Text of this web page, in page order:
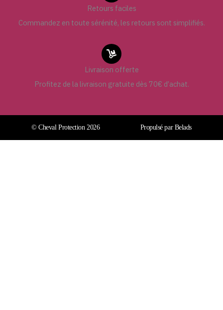
Retours faciles
Commandez en toute sérénité, les retours sont simplifiés.
Livraison offerte
Profitez de la livraison gratuite dès 70€ d’achat.
© Cheval Protection 2026 Propulsé par Belads